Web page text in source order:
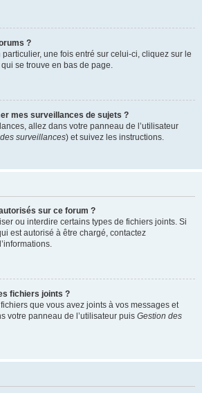
?
une fois entré sur celui-ci, cliquez sur le
se trouve en bas de page.
mes surveillances de sujets ?
allez dans votre panneau de l’utilisateur
surveillances) et suivez les instructions.
sur ce forum ?
ou interdire certains types de fichiers joints. Si
est autorisé à être chargé, contactez
fichiers joints ?
que vous avez joints à vos messages et
votre panneau de l’utilisateur puis Gestion des